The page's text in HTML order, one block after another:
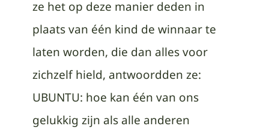
ze het op deze manier deden in
plaats van één kind de winnaar te
laten worden, die dan alles voor
zichzelf hield, antwoordden ze:
UBUNTU: hoe kan één van ons
gelukkig zijn als alle anderen